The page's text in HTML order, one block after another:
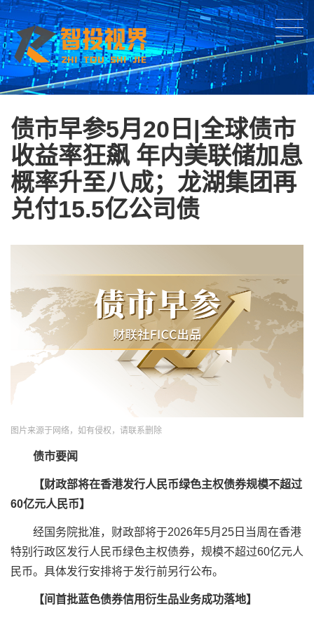
债市早参5月20日|全球债市
收益率狂飙 年内美联储加息
概率升至八成；龙湖集团再
兑付15.5亿公司债
图片来源于网络，如有侵权，请联系删除
债市要闻
【财政部将在香港发行人民币绿色主权债券规模不超过
60亿元人民币】
经国务院批准，财政部将于2026年5月25日当周在香港
特别行政区发行人民币绿色主权债券，规模不超过60亿元人
民币。具体发行安排将于发行前另行公布。
【间首批蓝色债券信用衍生品业务成功落地】